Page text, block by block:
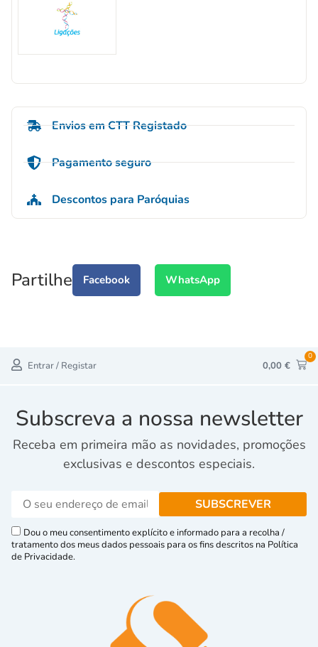
Envios em CTT Registado
Pagamento seguro
Descontos para Paróquias
Partilhe Facebook WhatsApp
Entrar / Registar 0,00 €
0
Subscreva a nossa newsletter
Receba em primeira mão as novidades, promoções
exclusivas e descontos especiais.
Dou o meu consentimento explícito e informado para a recolha /
tratamento dos meus dados pessoais para os fins descritos na Política
de Privacidade.